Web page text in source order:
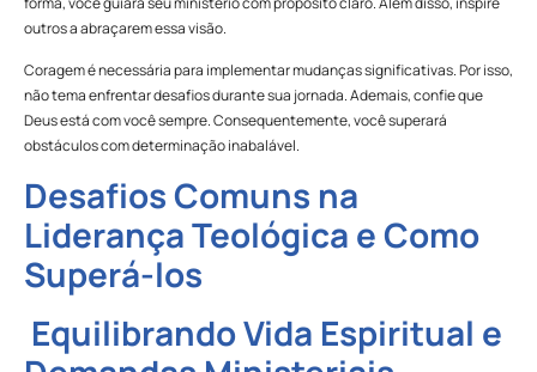
outros a abraçarem essa visão.
Coragem é necessária para implementar mudanças significativas. Por isso,
não tema enfrentar desafios durante sua jornada. Ademais, confie que
Deus está com você sempre. Consequentemente, você superará
obstáculos com determinação inabalável.
Desafios Comuns na
Liderança Teológica e Como
Superá-los
Equilibrando Vida Espiritual e